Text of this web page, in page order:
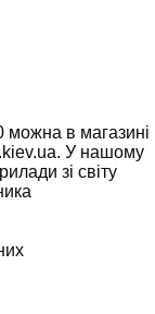
можна в магазині
У нашому
зі світу